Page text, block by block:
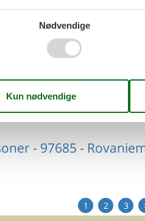
- 97625 -
- 97340 -
- 97685 -
1 2 3
Nødvendige